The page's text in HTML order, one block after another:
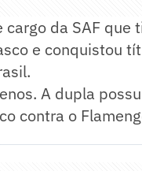
da SAF que
e conquistou
A dupla
contra o